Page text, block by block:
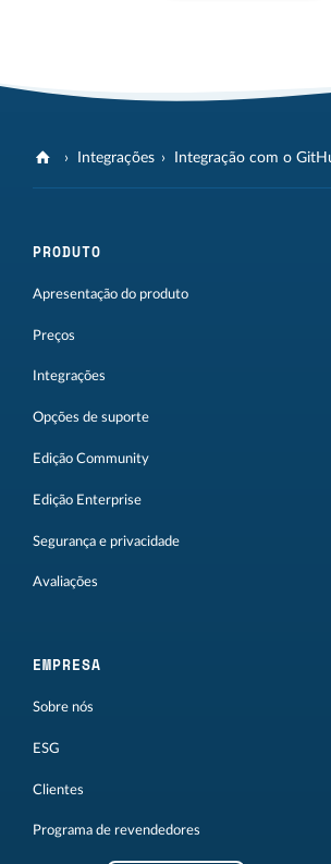
Integrações Integração com o
PRODUTO
Apresentação do produto
Preços
Integrações
Opções de suporte
Edição Community
Edição Enterprise
Segurança e privacidade
Avaliações
EMPRESA
Sobre nós
ESG
Clientes
Programa de revendedores